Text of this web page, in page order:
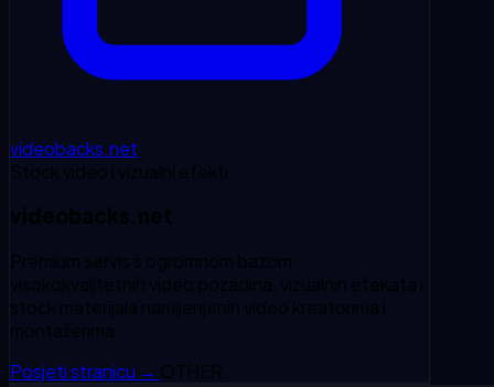
videobacks.net
Stock video i vizualni efekti
videobacks.net
Premium servis s ogromnom bazom
visokokvalitetnih video pozadina, vizualnih efekata i
stock materijala namijenjenih video kreatorima i
montažerima.
Posjeti stranicu → OTHER